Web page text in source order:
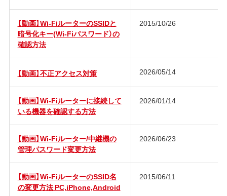
【動画】Wi-FiルーターのSSIDと
暗号化キー(Wi-Fiパスワード）の
確認方法
2015/10/26
【動画】不正アクセス対策 2026/05/14
【動画】Wi-Fiルーターに接続して
いる機器を確認する方法
2026/01/14
【動画】Wi-Fiルーター/中継機の
管理パスワード変更方法
2026/06/23
【動画】Wi-FiルーターのSSID名
の変更方法 PC,iPhone,Android
2015/06/11